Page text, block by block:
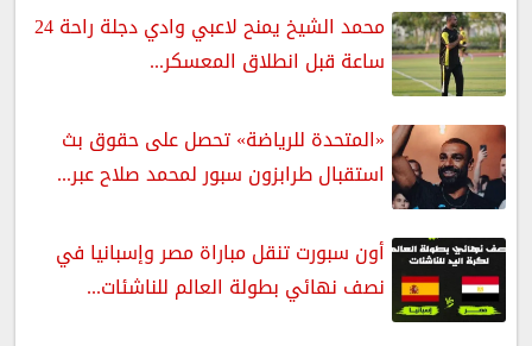
محمد الشيخ يمنح لاعبي وادي دجلة راحة 24
ساعة قبل انطلاق المعسكر...
«المتحدة للرياضة» تحصل على حقوق بث
استقبال طرابزون سبور لمحمد صلاح عبر...
أون سبورت تنقل مباراة مصر وإسبانيا في
نصف نهائي بطولة العالم للناشئات...